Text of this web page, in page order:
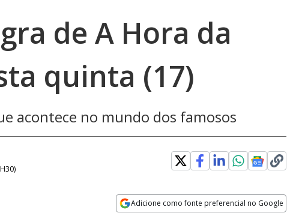
de A Hora da
quinta (17)
acontece no mundo dos famosos
)
Adicione como fonte preferencial no Google
Velocidade